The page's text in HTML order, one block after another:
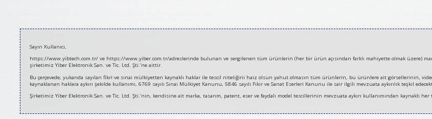
07
Sayın Kullanıcı,
https://www.yibtech.com.tr/ ve https://www.yiber.com.tr/adreslerinde bulunan ve sergilenen tüm ürünlerin (her bir ürün açısından farklı mahiyette olmak üzere)
şirketimiz Yiber Elektronik San. ve Tic. Ltd. Şti.’ne aittir.
Bu çerçevede, yukarıda sayılan fikri ve sınai mülkiyetten kaynaklı haklar ile tescil niteliğini haiz olsun yahut olmasın tüm ürünlerin, bu ürünlere ait görsellerinin,
kaynaklanan haklara aykırı şekilde kullanımı, 6769 sayılı Sınai Mülkiyet Kanunu, 5846 sayılı Fikir ve Sanat Eserleri Kanunu ile sair ilgili mevzuata aykırılık teşkil
Şirketimiz Yiber Elektronik San. ve Tic. Ltd. Şti.’nin, kendisine ait marka, tasarım, patent, eser ve faydalı model tescillerinin mevzuata aykırı kullanımından kaynaklı